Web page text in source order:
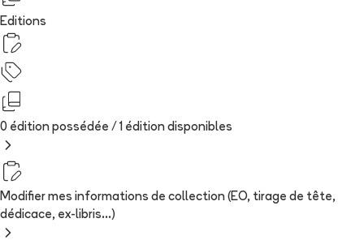
Editions
0 édition possédée / 1 édition disponibles
Modifier mes informations de collection (EO, tirage de tête,
dédicace, ex-libris...)